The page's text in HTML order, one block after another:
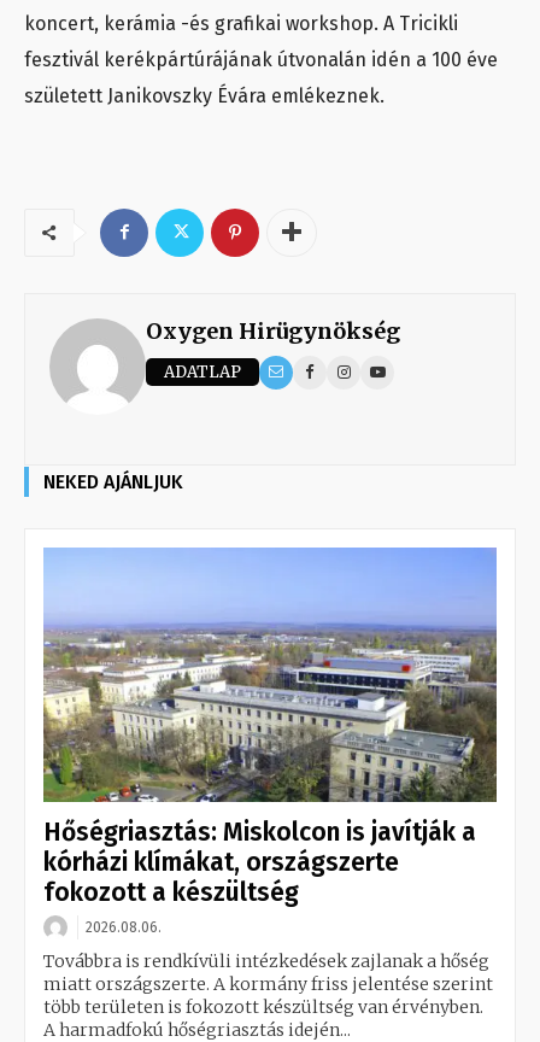
koncert, kerámia -és grafikai workshop. A Tricikli
fesztivál kerékpártúrájának útvonalán idén a 100 éve
született Janikovszky Évára emlékeznek.
Oxygen Hirügynökség
ADATLAP
NEKED AJÁNLJUK
Hőségriasztás: Miskolcon is javítják a
kórházi klímákat, országszerte
fokozott a készültség
2026.08.06.
Továbbra is rendkívüli intézkedések zajlanak a hőség
miatt országszerte. A kormány friss jelentése szerint
több területen is fokozott készültség van érvényben.
A harmadfokú hőségriasztás idején...